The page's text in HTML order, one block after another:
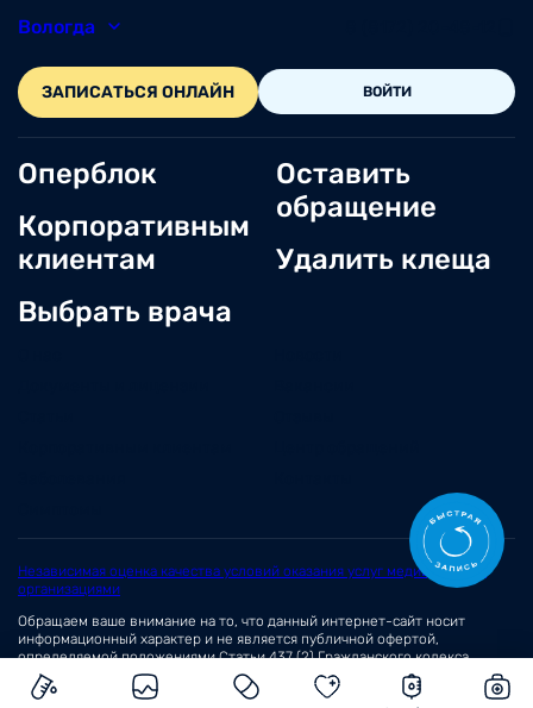
Вологда
ЗАПИСАТЬСЯ ОНЛАЙН ВОЙТИ
Оперблок
Корпоративным
клиентам
Выбрать врача
Оставить
обращение
Удалить клеща
Независимая оценка качества условий оказания услуг медицинскими
организациями
Обращаем ваше внимание на то, что данный интернет-сайт носит
информационный характер и не является публичной офертой,
определяемой положениямиСтатьи 437 (2)Гражданского кодекса
Российской Федерации.